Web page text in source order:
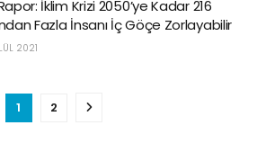
İklim Krizi 2050’ye Kadar 216
Fazla İnsanı İç Göçe Zorlayabilir
2021
1 2